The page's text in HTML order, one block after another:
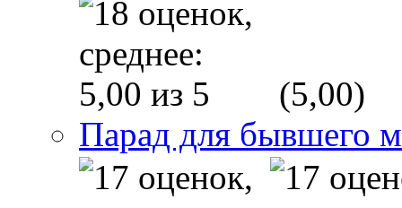
(5,00)
Парад для бывшего